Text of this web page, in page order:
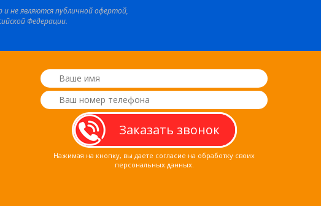
не являются публичной офертой,
Федерации.
Нажимая на кнопку, вы даете согласие на обработку своих
персональных данных.